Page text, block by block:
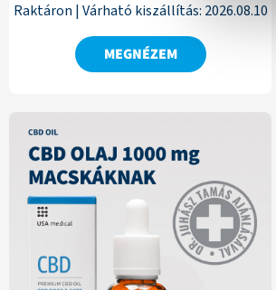
Raktáron |Várható kiszállítás: 2026.08.10
MEGNÉZEM